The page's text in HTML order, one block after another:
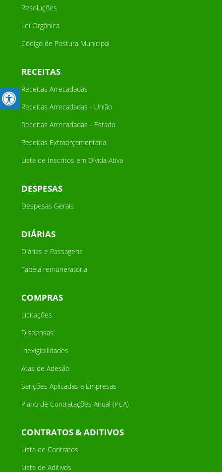
Resoluções
Lei Orgânica
Código de Postura Municipal
RECEITAS
Receitas Arrecadadas
Receitas Arrecadadas - União
Receitas Arrecadadas - Estado
Receitas Extraorçamentária
Lista de Inscritos em Dívida Ativa
DESPESAS
Despesas Gerais
DIÁRIAS
Diárias e Passagens
Tabela remuneratória
COMPRAS
Licitações
Dispensas
Inexigibilidades
Atas de Adesão
Sanções Aplicadas a Empresas
Plano de Contratações Anual (PCA)
CONTRATOS & ADITIVOS
Lista de Contratos
Lista de Aditivos